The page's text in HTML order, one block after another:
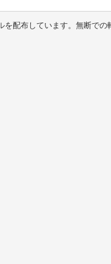
配布しています。無断での